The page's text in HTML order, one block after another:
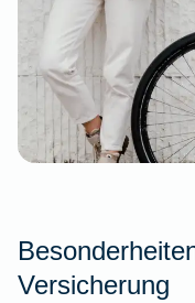
Versicherung